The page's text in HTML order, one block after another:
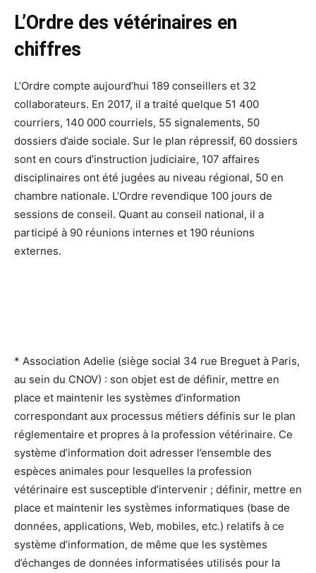
L’Ordre des vétérinaires en
chiffres
L’Ordre compte aujourd’hui 189 conseillers et 32
collaborateurs. En 2017, il a traité quelque 51 400
courriers, 140 000 courriels, 55 signalements, 50
dossiers d’aide sociale. Sur le plan répressif, 60 dossiers
sont en cours d’instruction judiciaire, 107 affaires
disciplinaires ont été jugées au niveau régional, 50 en
chambre nationale. L’Ordre revendique 100 jours de
sessions de conseil. Quant au conseil national, il a
participé à 90 réunions internes et 190 réunions
externes.
* Association Adelie (siège social 34 rue Breguet à Paris,
au sein du CNOV) : son objet est de définir, mettre en
place et maintenir les systèmes d’information
correspondant aux processus métiers définis sur le plan
réglementaire et propres à la profession vétérinaire. Ce
système d’information doit adresser l’ensemble des
espèces animales pour lesquelles la profession
vétérinaire est susceptible d’intervenir ; définir, mettre en
place et maintenir les systèmes informatiques (base de
données, applications, Web, mobiles, etc.) relatifs à ce
système d’information, de même que les systèmes
d’échanges de données informatisées utilisés pour la